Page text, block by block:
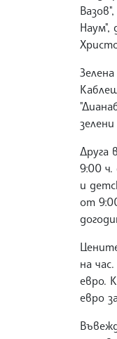
Наум",
Друга
9:00
и
от
на
евро.
евро